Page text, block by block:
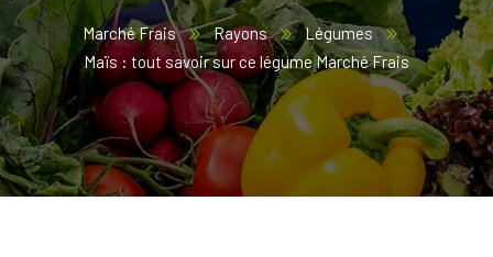
Marché Frais Rayons
Légumes
Maïs : tout savoir sur ce légume Marché Frais